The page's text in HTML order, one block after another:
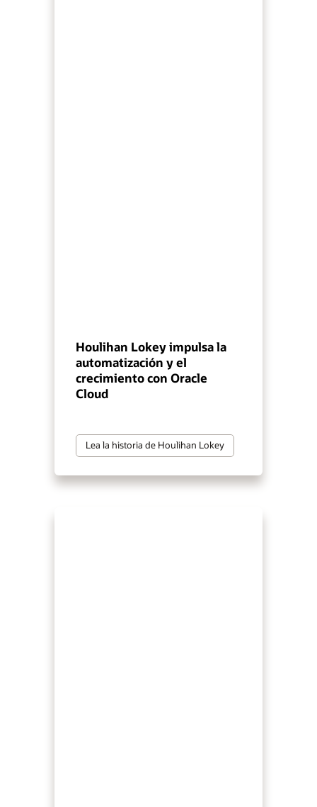
Houlihan Lokey impulsa la
automatización y el
crecimiento con Oracle
Cloud
Lea la historia de Houlihan Lokey